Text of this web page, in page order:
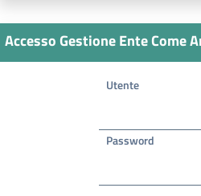
Accesso Gestione Ente Come
Utente
Password